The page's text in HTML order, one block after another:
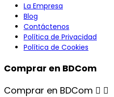
La Empresa
Blog
Contáctenos
Política de Privacidad
Política de Cookies
Comprar en BDCom
Comprar en BDCom  